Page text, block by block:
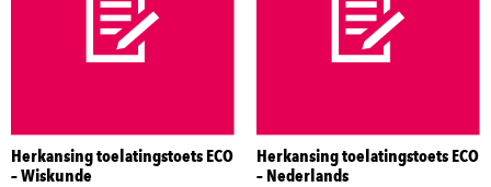
Herkansing toelatingstoets ECO
– Wiskunde
Herkansing toelatingstoets ECO
– Nederlands